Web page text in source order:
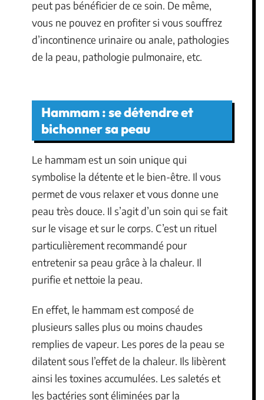
peut pas bénéficier de ce soin. De même,
vous ne pouvez en profiter si vous souffrez
d’incontinence urinaire ou anale, pathologies
de la peau, pathologie pulmonaire, etc.
Hammam : se détendre et
bichonner sa peau
Le hammam est un soin unique qui
symbolise la détente et le bien-être. Il vous
permet de vous relaxer et vous donne une
peau très douce. Il s’agit d’un soin qui se fait
sur le visage et sur le corps. C’est un rituel
particulièrement recommandé pour
entretenir sa peau grâce à la chaleur. Il
purifie et nettoie la peau.
En effet, le hammam est composé de
plusieurs salles plus ou moins chaudes
remplies de vapeur. Les pores de la peau se
dilatent sous l’effet de la chaleur. Ils libèrent
ainsi les toxines accumulées. Les saletés et
les bactéries sont éliminées par la